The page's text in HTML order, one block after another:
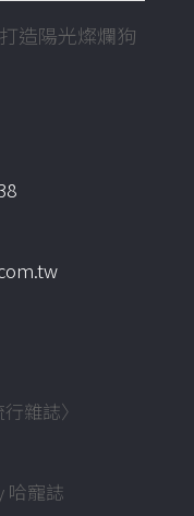
造陽光燦爛狗
雜誌〉
哈寵誌